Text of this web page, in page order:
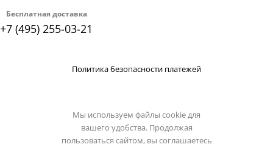
Бесплатная доставка
+7 (495) 255-03-21
Политика безопасности платежей
Мы используем файлы cookie для
вашего удобства. Продолжая
пользоваться сайтом, вы соглашаетесь